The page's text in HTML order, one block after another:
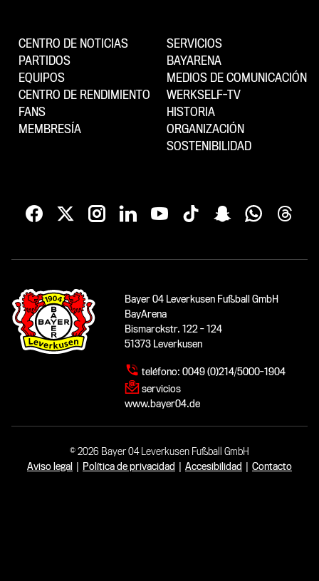
CENTRO DE NOTICIAS
PARTIDOS
EQUIPOS
CENTRO DE RENDIMIENTO
FANS
MEMBRESÍA
SERVICIOS
BAYARENA
MEDIOS DE COMUNICACIÓN
WERKSELF-TV
HISTORIA
ORGANIZACIÓN
SOSTENIBILIDAD
Bayer 04 Leverkusen Fußball GmbH
BayArena
Bismarckstr. 122 - 124
51373 Leverkusen
teléfono: 0049 (0)214/5000-1904
servicios
www.bayer04.de
© 2026 Bayer 04 Leverkusen Fußball GmbH
Aviso legal
Política de privacidad Accesibilidad Contacto